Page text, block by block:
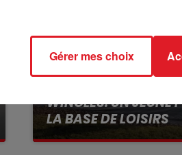
WINGLES: UN JEUNE
LA BASE DE LOISIRS
La victime a coulé à pic
Gérer mes choix